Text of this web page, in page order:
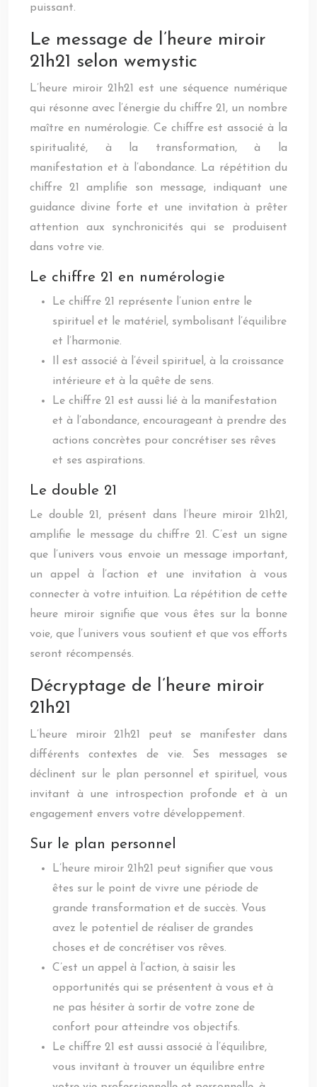
puissant.
Le message de l’heure miroir
21h21 selon wemystic
L’heure miroir 21h21 est une séquence numérique
qui résonne avec l’énergie du chiffre 21, un nombre
maître en numérologie. Ce chiffre est associé à la
spiritualité, à la transformation, à la
manifestation et à l’abondance. La répétition du
chiffre 21 amplifie son message, indiquant une
guidance divine forte et une invitation à prêter
attention aux synchronicités qui se produisent
dans votre vie.
Le chiffre 21 en numérologie
Le chiffre 21 représente l’union entre le
spirituel et le matériel, symbolisant l’équilibre
et l’harmonie.
Il est associé à l’éveil spirituel, à la croissance
intérieure et à la quête de sens.
Le chiffre 21 est aussi lié à la manifestation
et à l’abondance, encourageant à prendre des
actions concrètes pour concrétiser ses rêves
et ses aspirations.
Le double 21
Le double 21, présent dans l’heure miroir 21h21,
amplifie le message du chiffre 21. C’est un signe
que l’univers vous envoie un message important,
un appel à l’action et une invitation à vous
connecter à votre intuition. La répétition de cette
heure miroir signifie que vous êtes sur la bonne
voie, que l’univers vous soutient et que vos efforts
seront récompensés.
Décryptage de l’heure miroir
21h21
L’heure miroir 21h21 peut se manifester dans
différents contextes de vie. Ses messages se
déclinent sur le plan personnel et spirituel, vous
invitant à une introspection profonde et à un
engagement envers votre développement.
Sur le plan personnel
L’heure miroir 21h21 peut signifier que vous
êtes sur le point de vivre une période de
grande transformation et de succès. Vous
avez le potentiel de réaliser de grandes
choses et de concrétiser vos rêves.
C’est un appel à l’action, à saisir les
opportunités qui se présentent à vous et à
ne pas hésiter à sortir de votre zone de
confort pour atteindre vos objectifs.
Le chiffre 21 est aussi associé à l’équilibre,
vous invitant à trouver un équilibre entre